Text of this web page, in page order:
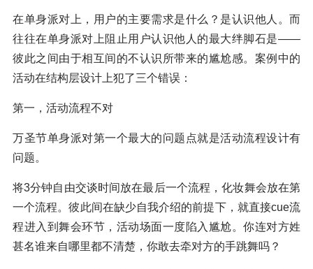
在单身派对上，用户的主要需求是什么？是认识他人。而
往往在单身派对上阻止用户认识他人的最大绊脚石是——
彼此之间由于相互间的不认识所带来的尴尬感。案例中的
活动在结构层设计上犯了三个错误：
第一，活动流程不对
万圣节单身派对第一个最大的问题点就是活动流程设计有
问题。
将3分钟自由交谈时间放在最后一个流程，化妆舞会放在第
一个流程。彼此间在缺少自我介绍的前提下，就直接cue流
程进入到舞会环节，活动场面一度陷入尴尬。你连对方姓
甚名谁来自哪里都不清楚，你敢去牵对方的手跳舞吗？